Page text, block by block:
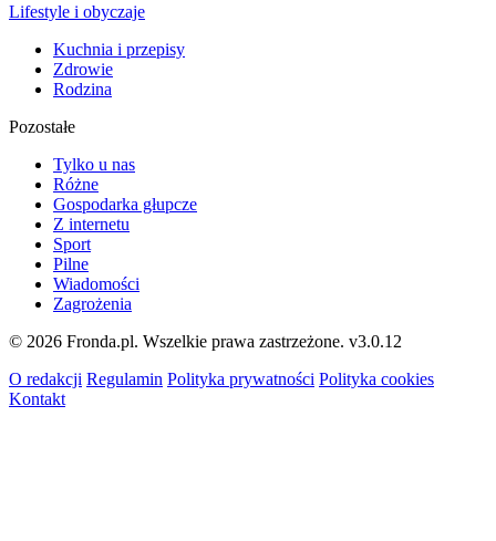
Lifestyle i obyczaje
Kuchnia i przepisy
Zdrowie
Rodzina
Pozostałe
Tylko u nas
Różne
Gospodarka głupcze
Z internetu
Sport
Pilne
Wiadomości
Zagrożenia
© 2026 Fronda.pl. Wszelkie prawa zastrzeżone. v3.0.12
O redakcji Regulamin Polityka prywatności Polityka cookies
Kontakt